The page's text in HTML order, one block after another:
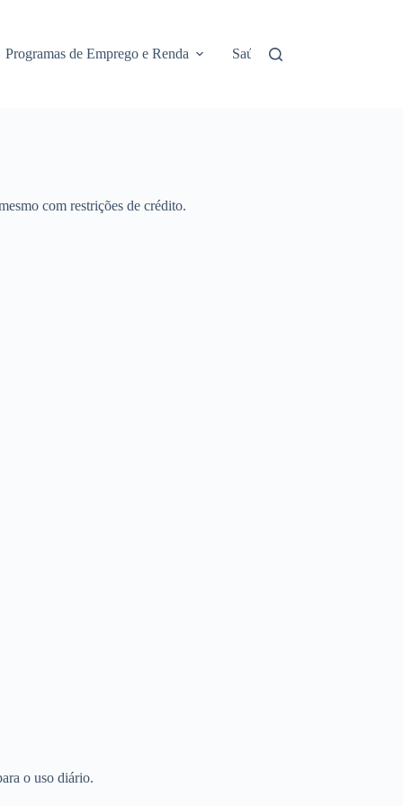
Programas de Emprego e Renda Saúde e Assistência
com restrições de crédito.
o uso diário.